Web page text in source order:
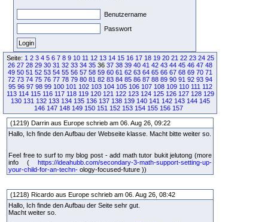
Benutzername
Passwort
Seite: 1 2 3 4 5 6 7 8 9 10 11 12 13 14 15 16 17 18 19 20 21 22 23 24 25
26 27 28 29 30 31 32 33 34 35 36 37 38 39 40 41 42 43 44 45 46 47 48
49 50 51 52 53 54 55 56 57 58 59 60 61 62 63 64 65 66 67 68 69 70 71
72 73 74 75 76 77 78 79 80 81 82 83 84 85 86 87 88 89 90 91 92 93 94
95 96 97 98 99 100 101 102 103 104 105 106 107 108 109 110 111 112
113 114 115 116 117 118 119 120 121 122 123 124 125 126 127 128 129
130 131 132 133 134 135 136 137 138 139 140 141 142 143 144 145
146 147 148 149 150 151 152 153 154 155 156 157
(1219) Darrin aus Europe schrieb am 06. Aug 26, 09:22
Hallo, Ich finde den Aufbau der Webseite klasse. Macht bitte weiter so.
Feel free to surf to my blog post - add math tutor bukit jelutong (more
info ( https://ideahubb.com/secondary-3-math-support-setting-up-
your-child-for-an-techn- ology-focused-future ))
(1218) Ricardo aus Europe schrieb am 06. Aug 26, 08:42
Hallo, Ich finde den Aufbau der Seite sehr gut.
Macht weiter so.